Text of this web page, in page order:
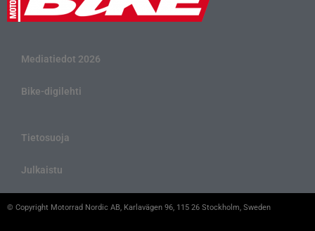
Mediatiedot 2026
Bike-digilehti
Tietosuoja
Julkaistu
© Copyright Motorrad Nordic AB, Karlavägen 96, 115 26 Stockholm, Sweden